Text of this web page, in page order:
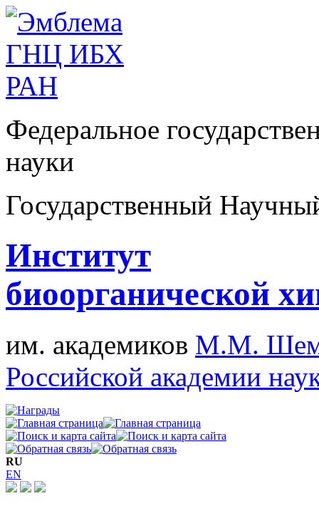
Федеральное
науки
Государственный
Институт
биоорганической
им. академиков М.М.
Российской академии
RU
EN